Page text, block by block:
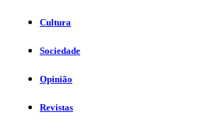
Cultura
Sociedade
Opinião
Revistas